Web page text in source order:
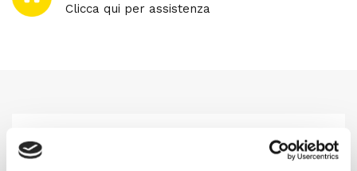
Clicca qui per assistenza
DESCRIZIONE